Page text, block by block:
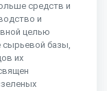
средств и
и
целью
сырьевой базы,
их